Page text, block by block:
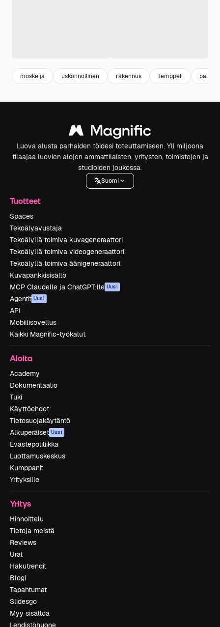
moskeija uskonnollinen rakennus temppeli
Luova alusta parhaiden töidesi toteuttamiseen. Yli miljoona
tilaajaa luovien alojen ammattilaisten, yritysten, toimistojen ja
studioiden joukossa.
Suomi
Tuotteet
Spaces
Tekoälyavustaja
Tekoälyllä toimiva kuvageneraattori
Tekoälyllä toimiva videogeneraattori
Tekoälyllä toimiva äänigeneraattori
Kuvapankkisisältö
MCP Claudelle ja ChatGPT:lle Uusi
Agentit Uusi
API
Mobiilisovellus
Kaikki Magnific-työkalut
Aloita
Academy
Dokumentaatio
Tuki
Käyttöehdot
Tietosuojakäytäntö
Alkuperäiset Uusi
Evästepolitiikka
Luottamuskeskus
Kumppanit
Yrityksille
Yritys
Hinnoittelu
Tietoja meistä
Reviews
Urat
Hakutrendit
Blogi
Tapahtumat
Slidesgo
Myy sisältöä
Lehdistöhuone